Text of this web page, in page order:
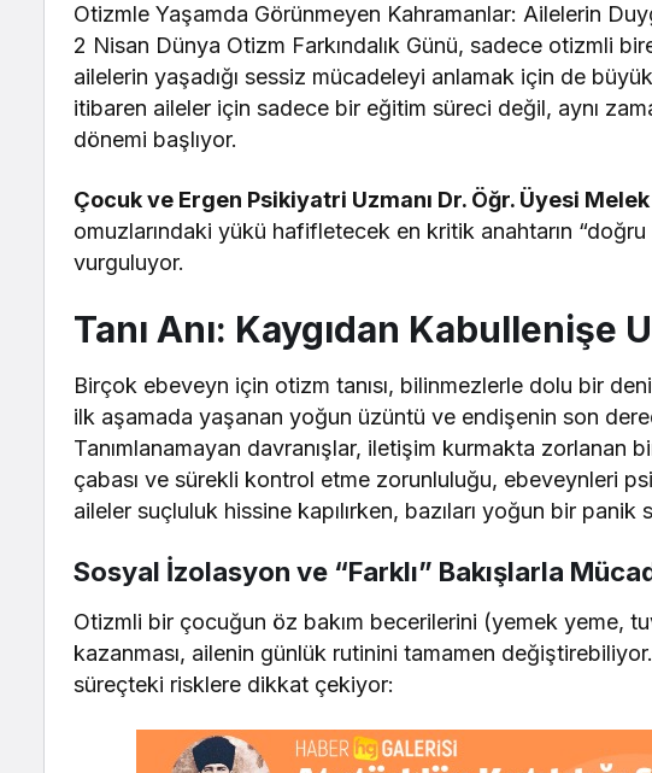
Otizmle Yaşamda Görünmeyen Kahramanlar: Ailelerin
2 Nisan Dünya Otizm Farkındalık Günü, sadece otizmli
ailelerin yaşadığı sessiz mücadeleyi anlamak için de
itibaren aileler için sadece bir eğitim süreci değil, aynı
dönemi başlıyor.
Çocuk ve Ergen Psikiyatri Uzmanı Dr. Öğr. Üyesi
omuzlarındaki yükü hafifletecek en kritik anahtarın
vurguluyor.
Tanı Anı: Kaygıdan Kabullenişe
Birçok ebeveyn için otizm tanısı, bilinmezlerle dolu bir
ilk aşamada yaşanan yoğun üzüntü ve endişenin son
Tanımlanamayan davranışlar, iletişim kurmakta zorlanan
çabası ve sürekli kontrol etme zorunluluğu, ebeveynleri
aileler suçluluk hissine kapılırken, bazıları yoğun bir
Sosyal İzolasyon ve “Farklı” Bakışlarla
Otizmli bir çocuğun öz bakım becerilerini (yemek yeme,
kazanması, ailenin günlük rutinini tamamen
süreçteki risklere dikkat çekiyor: